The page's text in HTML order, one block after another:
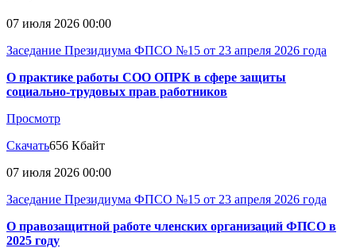
07 июля 2026 00:00
Заседание Президиума ФПСО №15 от 23 апреля 2026 года
О практике работы СОО ОПРК в сфере защиты
социально-трудовых прав работников
Просмотр
Скачать656 Кбайт
07 июля 2026 00:00
Заседание Президиума ФПСО №15 от 23 апреля 2026 года
О правозащитной работе членских организаций ФПСО в
2025 году